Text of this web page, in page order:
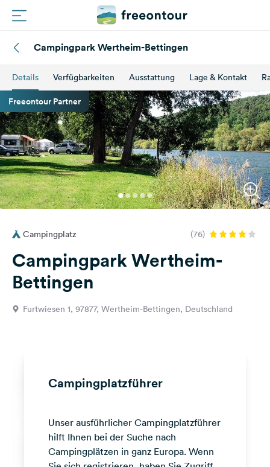
Routen
Plätze
Magazin
Partner
Registrieren
Einloggen
Fragen &
Feedback
Sprache:
Facebook
Instagram
Campingpark Wertheim-Bettingen
Details Verfügbarkeiten Ausstattung Lage & Kontakt
Freeontour Partner
Campingplatz (76)
Campingpark Wertheim-
Bettingen
Furtwiesen 1, 97877, Wertheim-Bettingen, Deutschland
Campingplatzführer
Unser ausführlicher Campingplatzführer
hilft Ihnen bei der Suche nach
Campingplätzen in ganz Europa. Wenn